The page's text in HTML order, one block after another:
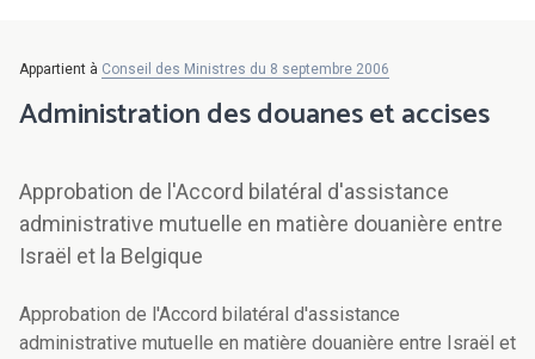
Appartient à Conseil des Ministres du 8 septembre 2006
Administration des douanes et accises
Approbation de l'Accord bilatéral d'assistance
administrative mutuelle en matière douanière entre
Israël et la Belgique
Approbation de l'Accord bilatéral d'assistance
administrative mutuelle en matière douanière entre Israël et